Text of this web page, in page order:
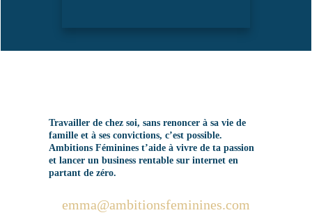
Travailler de chez soi, sans renoncer à sa vie de
famille et à ses convictions, c’est possible.
Ambitions Féminines t’aide à vivre de ta passion
et lancer un business rentable sur internet en
partant de zéro.
emma@ambitionsfeminines.com